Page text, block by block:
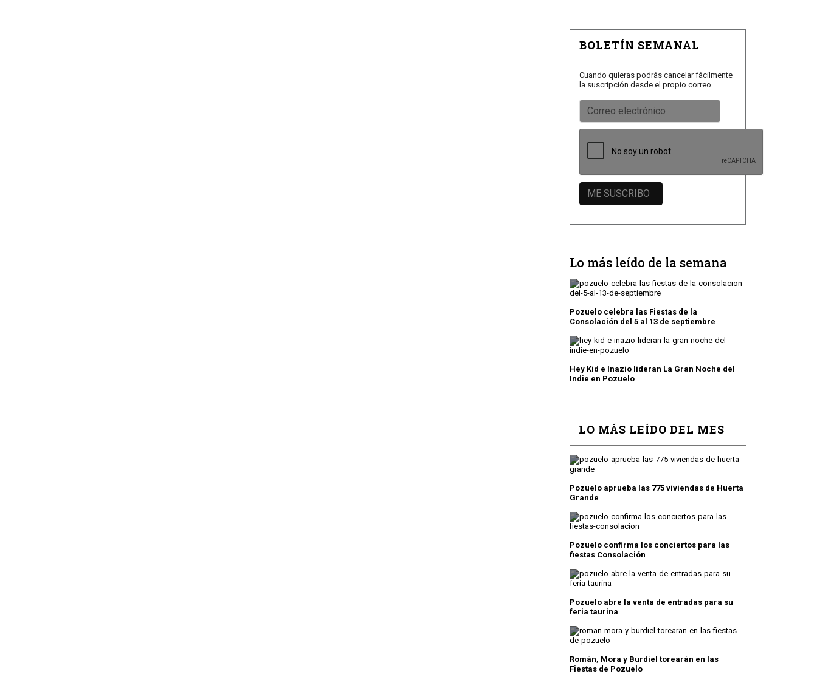
BOLETÍN SEMANAL
Cuando quieras podrás cancelar fácilmente
la suscripción desde el propio correo.
Lo más leído de la semana
Pozuelo celebra las Fiestas de la
Consolación del 5 al 13 de septiembre
Hey Kid e Inazio lideran La Gran Noche del
Indie en Pozuelo
LO MÁS LEÍDO DEL MES
Pozuelo aprueba las 775 viviendas de Huerta
Grande
Pozuelo confirma los conciertos para las
fiestas Consolación
Pozuelo abre la venta de entradas para su
feria taurina
Román, Mora y Burdiel torearán en las
Fiestas de Pozuelo